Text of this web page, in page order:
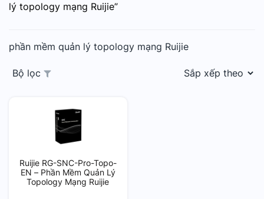
lý topology mạng Ruijie”
phần mềm quản lý topology mạng Ruijie
Bộ lọc
Ruijie RG-SNC-Pro-Topo-
EN – Phần Mềm Quản Lý
Topology Mạng Ruijie